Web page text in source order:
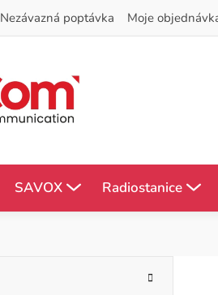
Nezávazná poptávka Moje
SAVOX Radiostanice